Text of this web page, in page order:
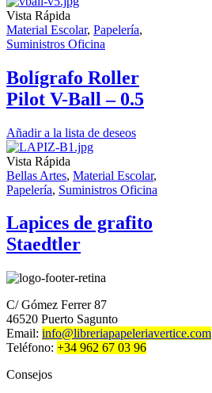
Vista Rápida
Material Escolar, Papelería,
Suministros Oficina
Bolígrafo Roller
Pilot V-Ball – 0.5
Añadir a la lista de deseos
Vista Rápida
Bellas Artes, Material Escolar,
Papelería, Suministros Oficina
Lapices de grafito
Staedtler
C/ Gómez Ferrer 87
46520 Puerto Sagunto
Email: info@libreriapapeleriavertice.com
Teléfono: +34 962 67 03 96
Consejos